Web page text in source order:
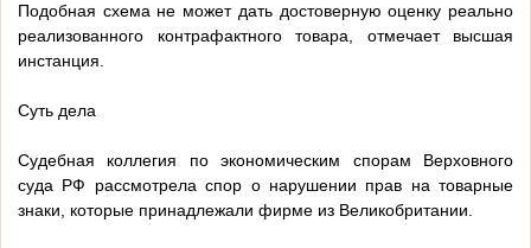
Подобная схема не может дать достоверную оценку реально
реализованного контрафактного товара, отмечает высшая
инстанция.
Суть дела
Судебная коллегия по экономическим спорам Верховного
суда РФ рассмотрела спор о нарушении прав на товарные
знаки, которые принадлежали фирме из Великобритании.